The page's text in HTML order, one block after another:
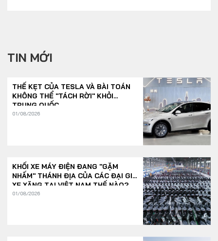
TIN MỚI
THẾ KẸT CỦA TESLA VÀ BÀI TOÁN
KHÔNG THỂ "TÁCH RỜI" KHỎI
TRUNG QUỐC
01/08/2026
KHỐI XE MÁY ĐIỆN ĐANG "GẶM
NHẤM" THÁNH ĐỊA CỦA CÁC ĐẠI GIA
XE XĂNG TẠI VIỆT NAM THẾ NÀO?
01/08/2026